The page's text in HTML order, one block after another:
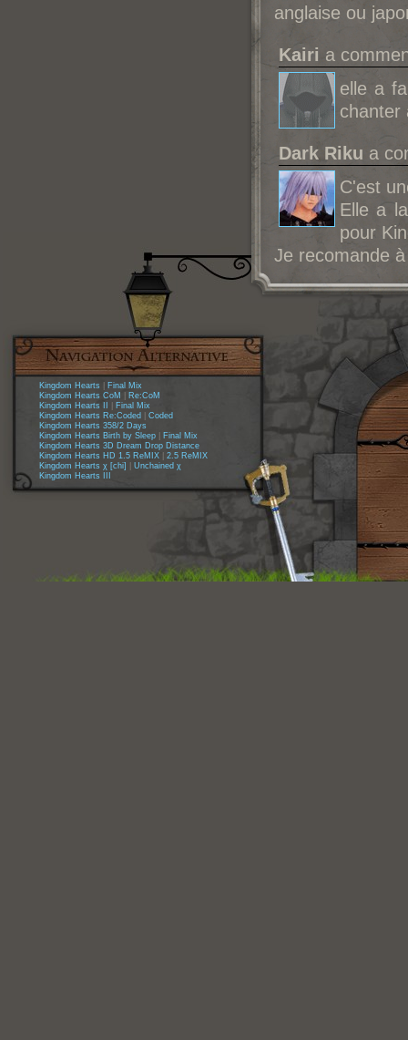
anglaise ou
Kairi a
elle a
chanter
Dark Riku a
C'est
Elle a
pour
Je recomande
Kingdom Hearts
Final Mix
Kingdom Hearts CoM
Re:CoM
Kingdom Hearts II
Final Mix
Kingdom Hearts Re:Coded
Coded
Kingdom Hearts 358/2 Days
Kingdom Hearts Birth by Sleep
Final Mix
Kingdom Hearts 3D Dream Drop Distance
Kingdom Hearts HD 1.5 ReMIX
2.5 ReMIX
Kingdom Hearts χ [chi]
Unchained χ
Kingdom Hearts III